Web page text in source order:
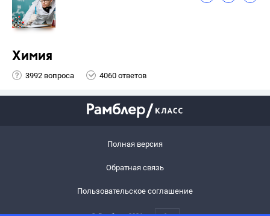
Химия
3992 вопроса 4060 ответов
Полная версия
Обратная связь
Пользовательское соглашение